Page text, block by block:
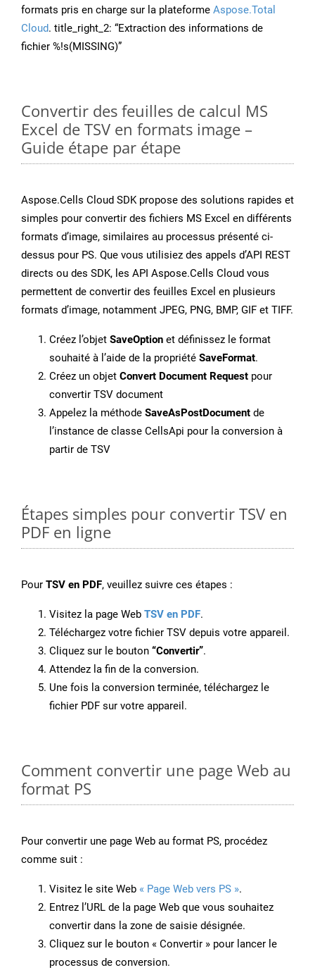
formats pris en charge sur la plateforme Aspose.Total
Cloud. title_right_2: “Extraction des informations de
fichier %!s(MISSING)”
Convertir des feuilles de calcul MS
Excel de TSV en formats image –
Guide étape par étape
Aspose.Cells Cloud SDK propose des solutions rapides et
simples pour convertir des fichiers MS Excel en différents
formats d’image, similaires au processus présenté ci-
dessus pour PS. Que vous utilisiez des appels d’API REST
directs ou des SDK, les API Aspose.Cells Cloud vous
permettent de convertir des feuilles Excel en plusieurs
formats d’image, notamment JPEG, PNG, BMP, GIF et TIFF.
Créez l’objet SaveOption et définissez le format
souhaité à l’aide de la propriété SaveFormat.
Créez un objet Convert Document Request pour
convertir TSV document
Appelez la méthode SaveAsPostDocument de
l’instance de classe CellsApi pour la conversion à
partir de TSV
Étapes simples pour convertir TSV en
PDF en ligne
Pour TSV en PDF, veuillez suivre ces étapes :
Visitez la page Web TSV en PDF.
Téléchargez votre fichier TSV depuis votre appareil.
Cliquez sur le bouton “Convertir”.
Attendez la fin de la conversion.
Une fois la conversion terminée, téléchargez le
fichier PDF sur votre appareil.
Comment convertir une page Web au
format PS
Pour convertir une page Web au format PS, procédez
comme suit :
Visitez le site Web « Page Web vers PS ».
Entrez l’URL de la page Web que vous souhaitez
convertir dans la zone de saisie désignée.
Cliquez sur le bouton « Convertir » pour lancer le
processus de conversion.